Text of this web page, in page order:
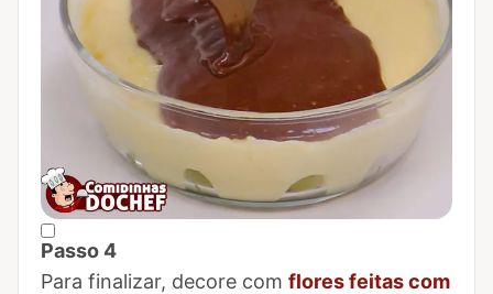
Passo 4
Marcar Passo 4 como concluído
Para finalizar, decore com flores feitas com